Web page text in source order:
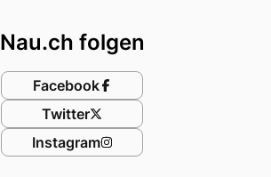
Nau.ch folgen
Facebook
Twitter
Instagram